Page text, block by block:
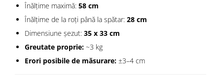
Înălțime maximă: 58 cm
Înălțime de la roți până la spătar: 28 cm
Dimensiune șezut: 35 x 33 cm
Greutate proprie: ~3 kg
Erori posibile de măsurare: ±3–4 cm